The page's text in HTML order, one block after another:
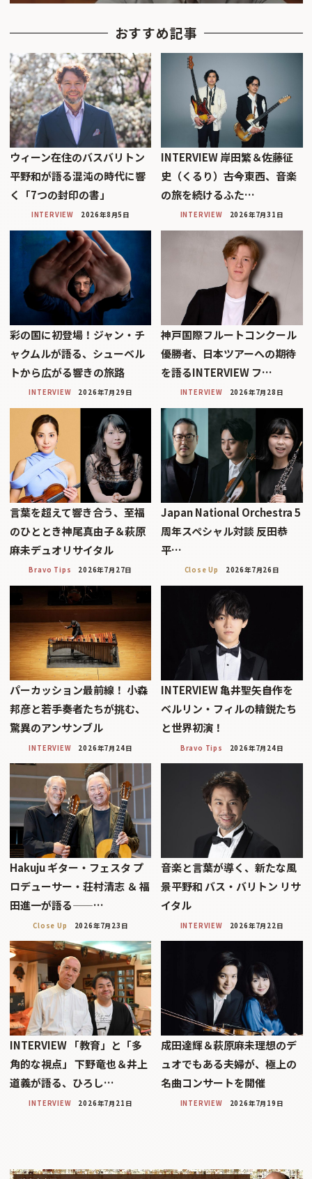
おすすめ記事
ウィーン在住のバスバリトン
平野和が語る混沌の時代に響
く「7つの封印の書」
INTERVIEW 2026年8月5日
INTERVIEW 岸田繁＆佐藤征
史（くるり）――古今東西、音楽
の旅を続けるふた…
INTERVIEW 2026年7月31日
彩の国に初登場！ジャン・チ
ャクムルが語る、シューベル
トから広がる響きの旅路
INTERVIEW 2026年7月29日
神戸国際フルートコンクール
優勝者、日本ツアーへの期待
を語るINTERVIEW フ…
INTERVIEW 2026年7月28日
言葉を超えて響き合う、至福
のひととき神尾真由子＆萩原
麻未デュオリサイタル
Bravo Tips 2026年7月27日
Japan National Orchestra 5
周年スペシャル対談 反田恭
平…
Close Up 2026年7月26日
パーカッション最前線！ 小森
邦彦と若手奏者たちが挑む、
驚異のアンサンブル
INTERVIEW 2026年7月24日
INTERVIEW 亀井聖矢――自作を
ベルリン・フィルの精鋭たち
と世界初演！
Bravo Tips 2026年7月24日
Hakuju ギター・フェスタ プ
ロデューサー・荘村清志 ＆ 福
田進一が語る——…
Close Up 2026年7月23日
音楽と言葉が導く、新たな風
景平野和 バス・バリトン リサ
イタル
INTERVIEW 2026年7月22日
INTERVIEW 「教育」と「多
角的な視点」 下野竜也＆井上
道義が語る、ひろし…
INTERVIEW 2026年7月21日
成田達輝＆萩原麻未理想のデ
ュオでもある夫婦が、極上の
名曲コンサートを開催
INTERVIEW 2026年7月19日